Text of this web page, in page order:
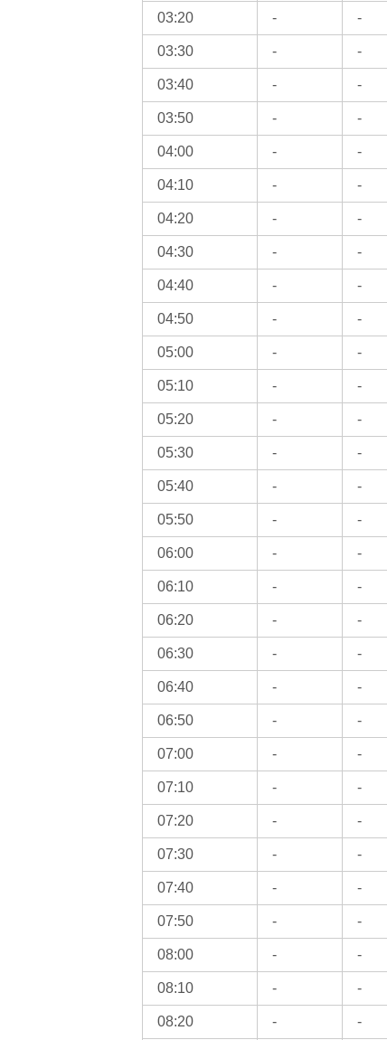
03:20 - -
03:30 - -
03:40 - -
03:50 - -
04:00 - -
04:10 - -
04:20 - -
04:30 - -
04:40 - -
04:50 - -
05:00 - -
05:10 - -
05:20 - -
05:30 - -
05:40 - -
05:50 - -
06:00 - -
06:10 - -
06:20 - -
06:30 - -
06:40 - -
06:50 - -
07:00 - -
07:10 - -
07:20 - -
07:30 - -
07:40 - -
07:50 - -
08:00 - -
08:10 - -
08:20 - -